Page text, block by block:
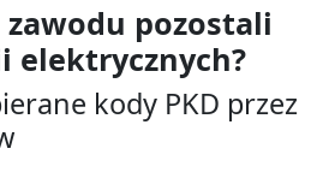
zawodu pozostali
elektrycznych?
kody PKD przez